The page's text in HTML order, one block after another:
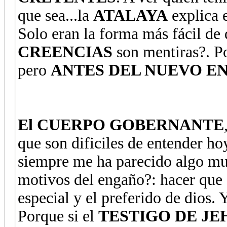
que sea...la ATALAYA explica
Solo eran la forma más fácil de
CREENCIAS son mentiras?.
pero ANTES DEL NUEVO
El CUERPO GOBERNANTE
que son dificiles de entender
siempre me ha parecido algo
motivos del engaño?: hacer
especial y el preferido de dios.
Porque si el TESTIGO DE